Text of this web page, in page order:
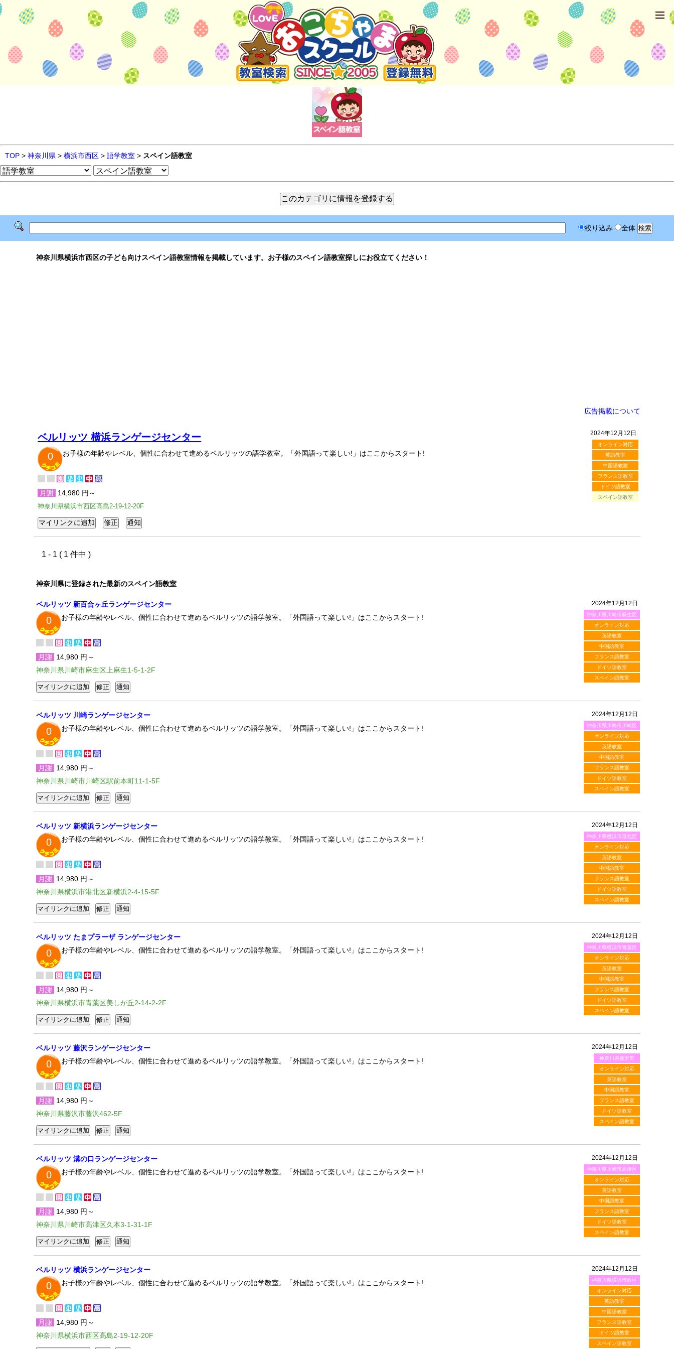
TOP > 神奈川県 > 横浜市西区 > 語学教室 > スペイン語教室
絞り込み 全体
神奈川県横浜市西区の子ども向けスペイン語教室情報を掲載しています。お子様のスペイン語教室探しにお役立てください！
広告掲載について
2024年12月12日
オンライン対応
英語教室
中国語教室
フランス語教室
ドイツ語教室
スペイン語教室
ベルリッツ 横浜ランゲージセンター
0
お子様の年齢やレベル、個性に合わせて進めるベルリッツの語学教室。「外国語って楽しい!」はここからスタート!
月謝 14,980 円～
神奈川県横浜市西区高島2-19-12-20F
1 - 1 ( 1 件中 )
神奈川県に登録された最新のスペイン語教室
2024年12月12日
神奈川県川崎市麻生区
オンライン対応
英語教室
中国語教室
フランス語教室
ドイツ語教室
スペイン語教室
ベルリッツ 新百合ヶ丘ランゲージセンター
0 お子様の年齢やレベル、個性に合わせて進めるベルリッツの語学教室。「外国語って楽しい!」はここからスタート!
月謝 14,980 円～
神奈川県川崎市麻生区上麻生1-5-1-2F
2024年12月12日
神奈川県川崎市川崎区
オンライン対応
英語教室
中国語教室
フランス語教室
ドイツ語教室
スペイン語教室
ベルリッツ 川崎ランゲージセンター
0 お子様の年齢やレベル、個性に合わせて進めるベルリッツの語学教室。「外国語って楽しい!」はここからスタート!
月謝 14,980 円～
神奈川県川崎市川崎区駅前本町11-1-5F
2024年12月12日
神奈川県横浜市港北区
オンライン対応
英語教室
中国語教室
フランス語教室
ドイツ語教室
スペイン語教室
ベルリッツ 新横浜ランゲージセンター
0 お子様の年齢やレベル、個性に合わせて進めるベルリッツの語学教室。「外国語って楽しい!」はここからスタート!
月謝 14,980 円～
神奈川県横浜市港北区新横浜2-4-15-5F
2024年12月12日
神奈川県横浜市青葉区
オンライン対応
英語教室
中国語教室
フランス語教室
ドイツ語教室
スペイン語教室
ベルリッツ たまプラーザ ランゲージセンター
0 お子様の年齢やレベル、個性に合わせて進めるベルリッツの語学教室。「外国語って楽しい!」はここからスタート!
月謝 14,980 円～
神奈川県横浜市青葉区美しが丘2-14-2-2F
2024年12月12日
神奈川県藤沢市
オンライン対応
英語教室
中国語教室
フランス語教室
ドイツ語教室
スペイン語教室
ベルリッツ 藤沢ランゲージセンター
0 お子様の年齢やレベル、個性に合わせて進めるベルリッツの語学教室。「外国語って楽しい!」はここからスタート!
月謝 14,980 円～
神奈川県藤沢市藤沢462-5F
2024年12月12日
神奈川県川崎市高津区
オンライン対応
英語教室
中国語教室
フランス語教室
ドイツ語教室
スペイン語教室
ベルリッツ 溝の口ランゲージセンター
0 お子様の年齢やレベル、個性に合わせて進めるベルリッツの語学教室。「外国語って楽しい!」はここからスタート!
月謝 14,980 円～
神奈川県川崎市高津区久本3-1-31-1F
2024年12月12日
神奈川県横浜市西区
オンライン対応
英語教室
中国語教室
フランス語教室
ドイツ語教室
スペイン語教室
ベルリッツ 横浜ランゲージセンター
0 お子様の年齢やレベル、個性に合わせて進めるベルリッツの語学教室。「外国語って楽しい!」はここからスタート!
月謝 14,980 円～
神奈川県横浜市西区高島2-19-12-20F